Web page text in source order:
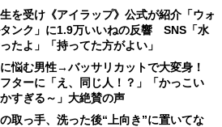
を受け《アイラップ》公式が紹介「ウォ
ンク」に1.9万いいねの反響 SNS「水
たよ」「持ってた方がよい」
に悩む男性→バッサリカットで大変身！
ターに「え、同じ人！？」「かっこい
すぎる～」大絶賛の声
取っ手、洗った後“上向き”に置いてな